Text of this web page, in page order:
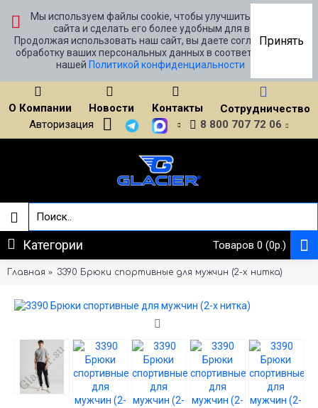
Мы используем файлы cookie, чтобы улучшить работу
сайта и сделать его более удобным для вас.
Продолжая использовать наш сайт, вы даете согласие на
обработку ваших персональных данных в соответствии с
нашей Политикой конфиденциальности
Принять
О Компании Новости Контакты
Сотрудничество
Авторизация
8 800 707 72 06
Товаров 0 (0р.)
Категории
Главная 3390 Брюки спортивные для мужчин (2-х нитка)